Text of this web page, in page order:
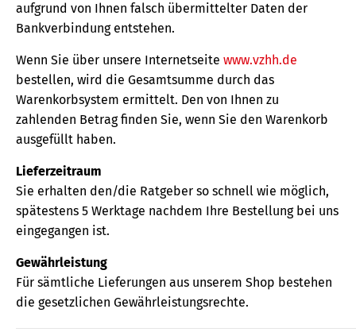
aufgrund von Ihnen falsch übermittelter Daten der
Bankverbindung entstehen.
Wenn Sie über unsere Internetseite www.vzhh.de
bestellen, wird die Gesamtsumme durch das
Warenkorbsystem ermittelt. Den von Ihnen zu
zahlenden Betrag finden Sie, wenn Sie den Warenkorb
ausgefüllt haben.
Lieferzeitraum
Sie erhalten den/die Ratgeber so schnell wie möglich,
spätestens 5 Werktage nachdem Ihre Bestellung bei uns
eingegangen ist.
Gewährleistung
Für sämtliche Lieferungen aus unserem Shop bestehen
die gesetzlichen Gewährleistungsrechte.